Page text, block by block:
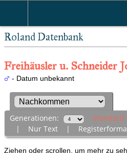
Roland Datenbank
Freihäusler u. Schneider
- Datum unbekannt
Generationen: Standard
| Nur Text|
Ziehen oder scrollen, um mehr zu